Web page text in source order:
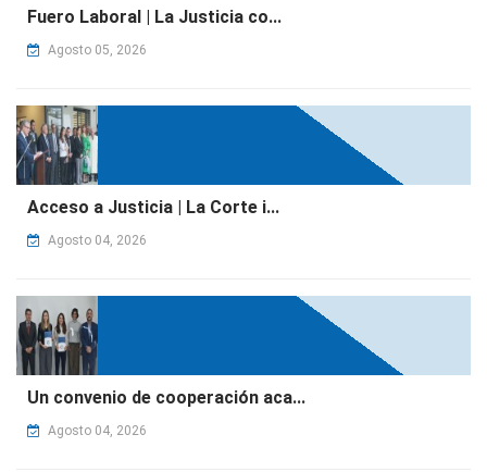
Fuero Laboral | La Justicia co...
Agosto 05, 2026
Acceso a Justicia | La Corte i...
Agosto 04, 2026
Un convenio de cooperación aca...
Agosto 04, 2026